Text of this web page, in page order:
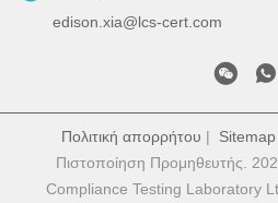
edison.xia@lcs-cert.com
Πολιτική απορρήτου | Sitemap
Πιστοποίηση Προμηθευτής.
Compliance Testing Laboratory